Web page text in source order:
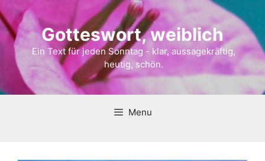
Gotteswort, weiblich
Ein Text für jeden Sonntag - klar, aussagekräftig,
heutig, schön.
Menu